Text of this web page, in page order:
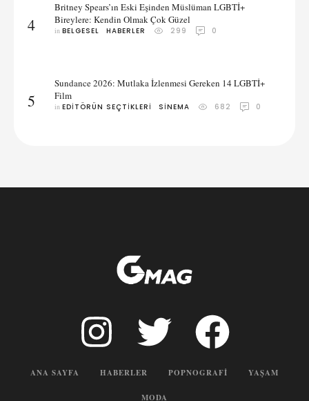
4
Britney Spears’ın Eski Eşinden Müslüman LGBTİ+
Bireylere: Kendin Olmak Çok Güzel
in BELGESEL HABERLER 299 0
5
Sundance 2026: Mutlaka İzlenmesi Gereken 14 LGBTİ+
Film
in EDITÖRÜN SEÇTIKLERI SINEMA 682 0
ANA SAYFA HABERLER POPNOGRAFI YAŞAM
MODA